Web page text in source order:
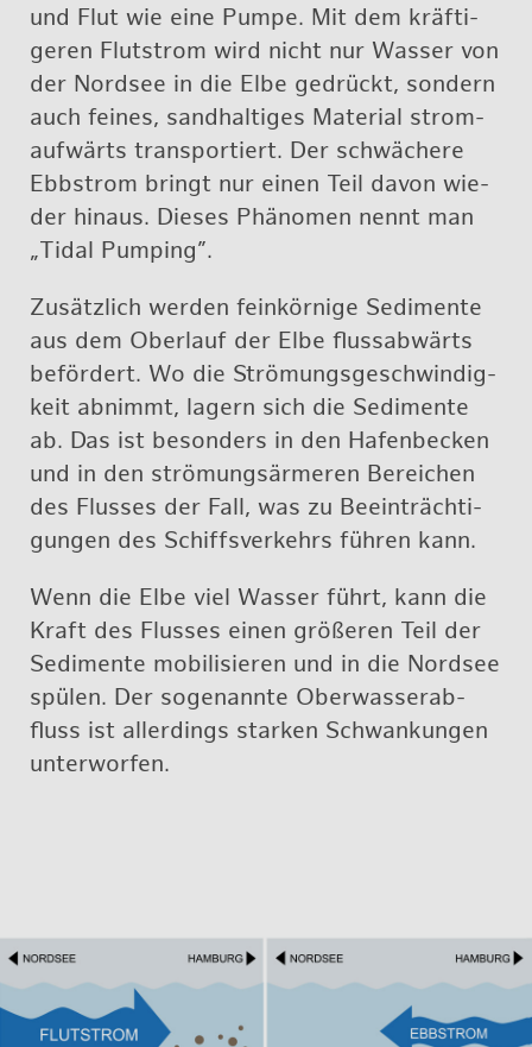
und Flut wie eine Pumpe. Mit dem kräf­ti­
ge­ren Flut­strom wird nicht nur Was­ser von
der Nord­see in die Elbe ge­drückt, son­dern
auch fei­nes, sand­hal­ti­ges Ma­te­ri­al strom­
auf­wärts trans­por­tiert. Der schwä­che­re
Ebbstrom bringt nur einen Teil davon wie­
der hin­aus. Die­ses Phä­no­men nennt man
„Tidal Pump­ing”.
Zu­sätz­lich wer­den fein­kör­ni­ge Se­di­men­te
aus dem Ober­lauf der Elbe fluss­ab­wärts
be­för­dert. Wo die Strö­mungs­ge­schwin­dig­
keit ab­nimmt, la­gern sich die Se­di­men­te
ab. Das ist be­son­ders in den Ha­fen­be­cken
und in den strö­mungs­är­me­ren Be­rei­chen
des Flus­ses der Fall, was zu Be­ein­träch­ti­
gun­gen des Schiffs­ver­kehrs füh­ren kann.
Wenn die Elbe viel Was­ser führt, kann die
Kraft des Flus­ses einen grö­ße­ren Teil der
Se­di­men­te mo­bi­li­sie­ren und in die Nord­see
spü­len. Der so­ge­nann­te Ober­was­ser­ab­
fluss ist al­ler­dings star­ken Schwan­kun­gen
un­ter­wor­fen.